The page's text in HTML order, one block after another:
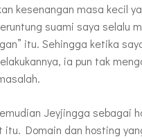
kesenangan masa kecil
suami saya selalu
itu. Sehingga ketika
ia pun tak
Jeyjingga sebagai
itu. Domain dan hosting